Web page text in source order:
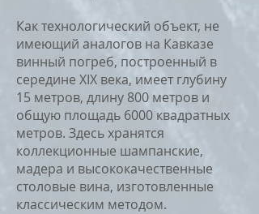
Как технологический объект, не
имеющий аналогов на Кавказе
винный погреб, построенный в
середине XIX века, имеет глубину
15 метров, длину 800 метров и
общую площадь 6000 квадратных
метров. Здесь хранятся
коллекционные шампанские,
мадера и высококачественные
столовые вина, изготовленные
классическим методом.